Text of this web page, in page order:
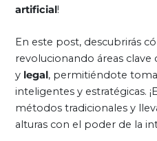
artificial!
En este post, descubrirás
revolucionando áreas clave
y legal, permitiéndote
inteligentes y estratégicas.
métodos tradicionales y
alturas con el poder de la